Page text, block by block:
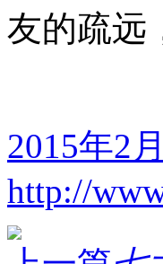
友的疏远
2015年2
http://